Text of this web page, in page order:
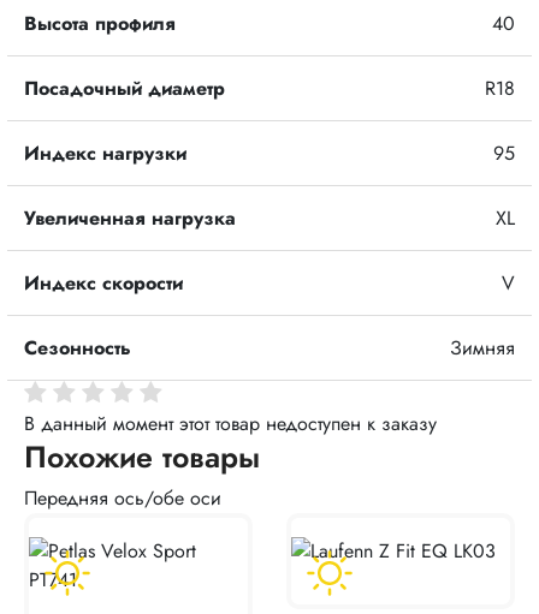
Высота профиля 40
Посадочный диаметр R18
Индекс нагрузки 95
Увеличенная нагрузка XL
Индекс скорости V
Сезонность Зимняя
В данный момент этот товар недоступен к заказу
Похожие товары
Передняя ось/обе оси